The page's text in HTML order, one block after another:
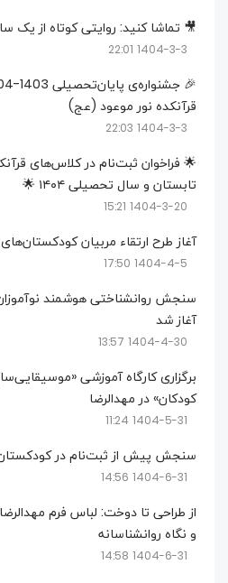
🎥 تماشا کنید: روایتی کوتاه از یک
1404-3-3 22:01
قرآنکده نور موعود (عج)
1404-3-3 22:03
🌟 فراخوان ثبت‌نام در کلاس‌های
تابستان و سال تحصیلی ۱۴۰۴ 🌟
1404-3-20 15:21
آغاز طرح ارتقاء مربیان
1404-4-5 17:50
سنجش روانشناختی هوشمند
آغاز شد
1404-4-30 13:57
برگزاری کارگاه آموزشی
کودکان» در مهدالرضا
1404-5-31 11:24
سنجش پیش از ثبت‌نام در کودکستان
1404-6-31 14:56
از طراحی تا دوخت: لباس فرم
و نگاه روانشناسانه
1404-6-31 14:58